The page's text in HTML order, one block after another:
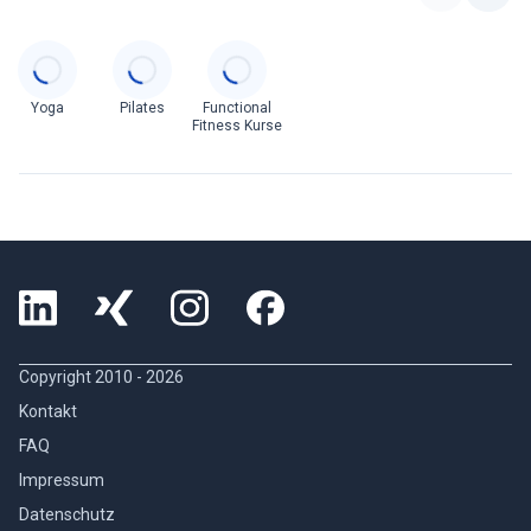
Yoga Pilates
Functional
Fitness Kurse
Copyright 2010 - 2026
Kontakt
FAQ
Impressum
Datenschutz